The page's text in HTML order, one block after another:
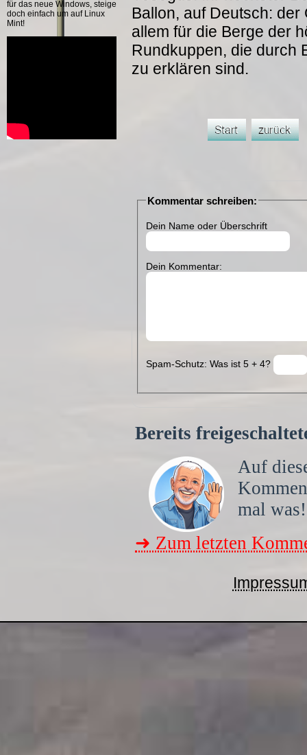
für das neue Windows, steige
doch einfach um auf Linux
Mint!
Ballon, auf Deutsch:
allem für die Berge der
Rundkuppen, die durch
zu erklären sind.
Kommentar schreiben:
Dein Name oder Überschrift
Dein Kommentar:
Spam-Schutz: Was ist 5 + 4?
Bereits
Auf
mal was!
➜ Zum letzten